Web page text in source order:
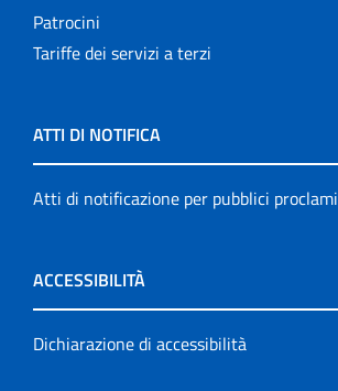
Patrocini
Tariffe dei servizi a terzi
ATTI DI NOTIFICA
Atti di notificazione per pubblici proclami
ACCESSIBILITÀ
Dichiarazione di accessibilità